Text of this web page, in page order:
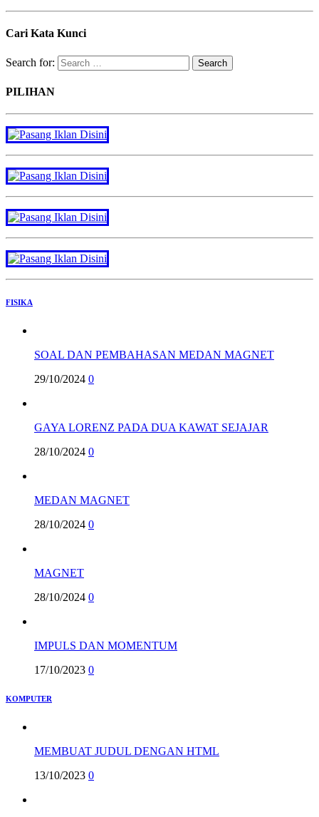
Cari Kata Kunci
Search for:
PILIHAN
FISIKA
SOAL DAN PEMBAHASAN MEDAN MAGNET
29/10/2024 0
GAYA LORENZ PADA DUA KAWAT SEJAJAR
28/10/2024 0
MEDAN MAGNET
28/10/2024 0
MAGNET
28/10/2024 0
IMPULS DAN MOMENTUM
17/10/2023 0
KOMPUTER
MEMBUAT JUDUL DENGAN HTML
13/10/2023 0